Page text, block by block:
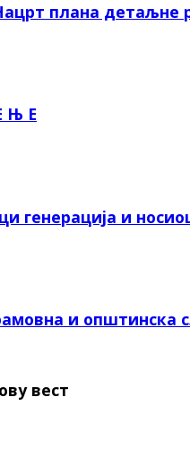
плана детаљне
Њ Е
генерација и
и општинска
вест